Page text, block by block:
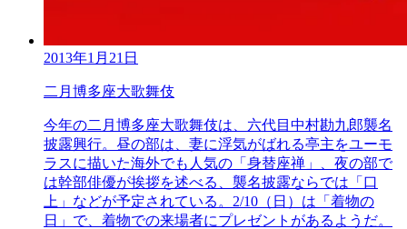
2013年1月21日
二月博多座大歌舞伎
今年の二月博多座大歌舞伎は、六代目中村勘九郎襲名
披露興行。昼の部は、妻に浮気がばれる亭主をユーモ
ラスに描いた海外でも人気の「身替座禅」、夜の部で
は幹部俳優が挨拶を述べる、襲名披露ならでは「口
上」などが予定されている。2/10（日）は「着物の
日」で、着物での来場者にプレゼントがあるようだ。